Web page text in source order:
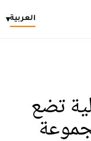
العربية▾
تضع